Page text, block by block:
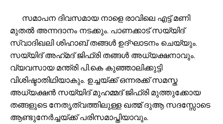
സമാപന ദിവസമായ നാളെ രാവിലെ എട്ട് മണി
മുതല്‍ അന്നദാനം നടക്കും. പാണക്കാട് സയ്യിദ്
സ്വാദിഖലി ശിഹാബ് തങ്ങള്‍ ഉദ്ഘാടനം ചെയ്യും.
സയ്യിദ് അഹ്‌മദ് ജിഫ്രി തങ്ങള്‍ അധ്യക്ഷനാവും.
വ്യവസായ മന്ത്രി പി.കെ കുഞ്ഞാലിക്കുട്ടി
വിശിഷ്ടാതിഥിയാകും. ഉച്ചയ്ക്ക് ഒന്നരക്ക് സമസ്ത
അധ്യക്ഷന്‍ സയ്യിദ് മുഹമ്മദ് ജിഫ്രി മുത്തുക്കോയ
തങ്ങളുടെ നേതൃത്വത്തിലുള്ള ഖത്മ് ദുആ സദസ്സോടെ
ആണ്ടുനേര്‍ച്ചയ്ക്ക് പരിസമാപ്തിയാവും.